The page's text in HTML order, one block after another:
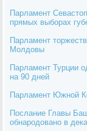
Парламент
прямых выборах
Парламент
Молдовы
Парламент Турции
на 90 дней
Парламент Южной
Послание Главы
обнародовано в